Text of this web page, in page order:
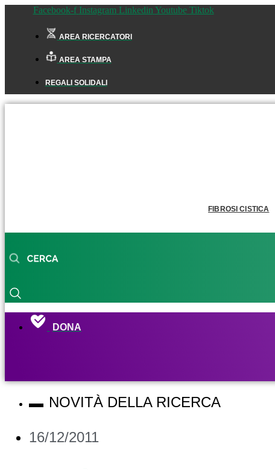
Facebook-f Instagram Linkedin Youtube Tiktok
AREA RICERCATORI
AREA STAMPA
REGALI SOLIDALI
FIBROSI CISTICA
DONA
NOVITÀ DELLA RICERCA
16/12/2011